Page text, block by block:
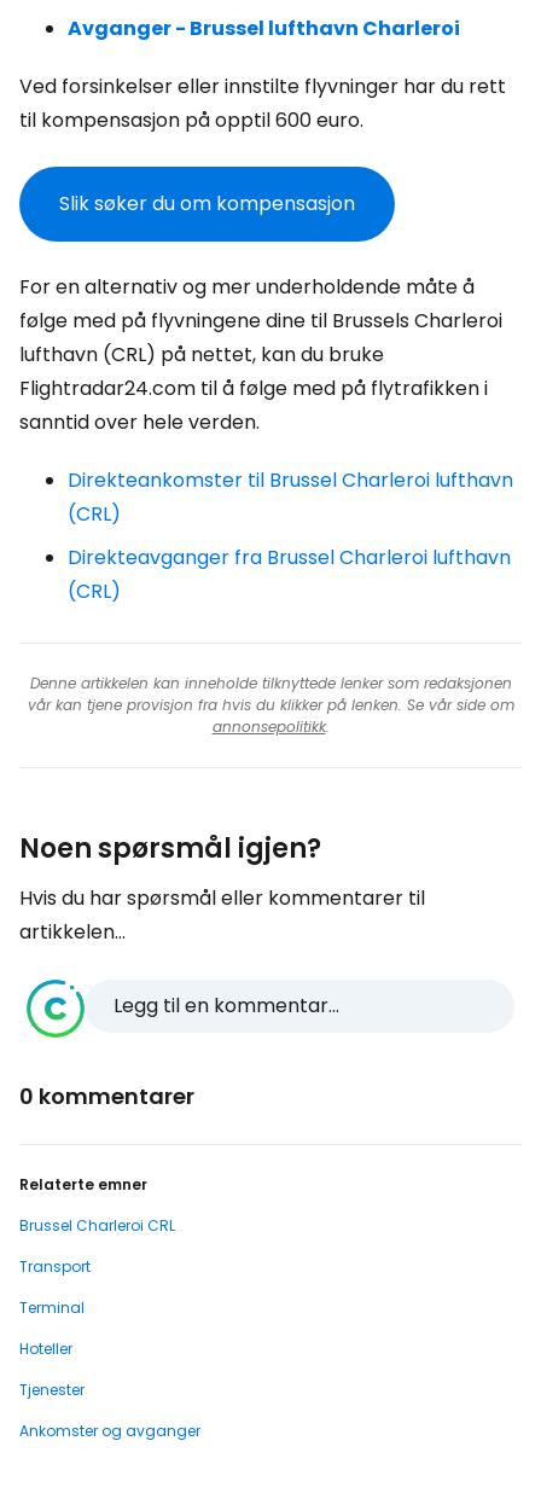
Avganger - Brussel lufthavn Charleroi
Ved forsinkelser eller innstilte flyvninger har du rett
til kompensasjon på opptil 600 euro.
Slik søker du om kompensasjon
For en alternativ og mer underholdende måte å
følge med på flyvningene dine til Brussels Charleroi
lufthavn (CRL) på nettet, kan du bruke
Flightradar24.com til å følge med på flytrafikken i
sanntid over hele verden.
Direkteankomster til Brussel Charleroi lufthavn
(CRL)
Direkteavganger fra Brussel Charleroi lufthavn
(CRL)
Denne artikkelen kan inneholde tilknyttede lenker som redaksjonen
vår kan tjene provisjon fra hvis du klikker på lenken. Se vår side om
annonsepolitikk.
Noen spørsmål igjen?
Hvis du har spørsmål eller kommentarer til
artikkelen...
Legg til en kommentar...
0 kommentarer
Relaterte emner
Brussel Charleroi CRL
Transport
Terminal
Hoteller
Tjenester
Ankomster og avganger